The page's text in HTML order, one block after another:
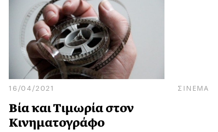
16/04/2021 ΣΙΝΕΜΑ
Βία και Τιμωρία στον
Κινηματογράφο